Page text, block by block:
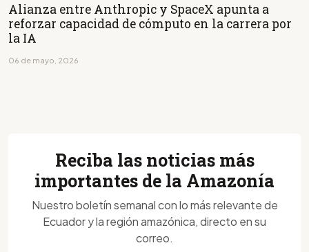
Alianza entre Anthropic y SpaceX apunta a
reforzar capacidad de cómputo en la carrera por
la IA
06 de mayo, 2026
Reciba las noticias más
importantes de la Amazonía
Nuestro boletín semanal con lo más relevante de
Ecuador y la región amazónica, directo en su
correo.